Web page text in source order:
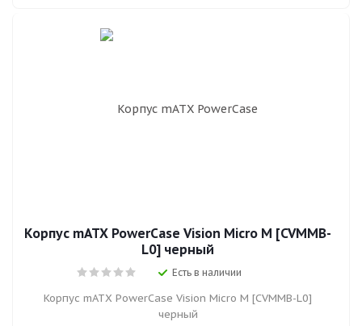
Корпус mATX PowerCase Vision Micro M [CVMMB-
L0] черный
Есть в наличии
Корпус mATX PowerCase Vision Micro M [CVMMB-L0]
черный